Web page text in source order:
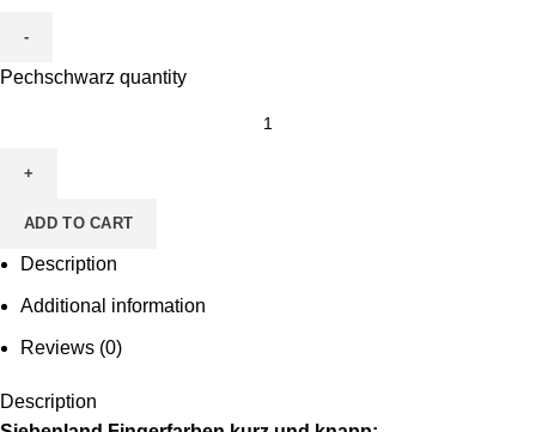
Pechschwarz quantity
ADD TO CART
Description
Additional information
Reviews (0)
Description